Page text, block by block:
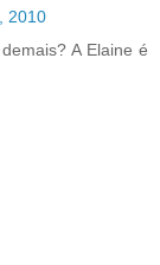
2010
A Elaine é